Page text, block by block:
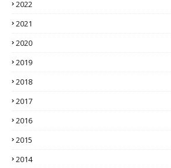
2022
2021
2020
2019
2018
2017
2016
2015
2014